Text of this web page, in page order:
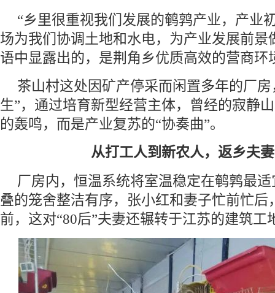
“乡里很重视我们发展的鹌鹑产业，产业
场为我们协调土地和水电，为产业发展前景
语中显露出的，是荆角乡优质高效的营商环
茶山村这处因矿产停采而闲置多年的厂
生”，通过培育新型经营主体，曾经的寂静
的轰鸣，而是产业复苏的“协奏曲”。
从打工人到新农人，返乡夫
厂房内，恒温系统将室温稳定在鹌鹑最
叠的笼舍整洁有序，张小红和妻子忙前忙后
前，这对“80后”夫妻还辗转于江苏的建筑工